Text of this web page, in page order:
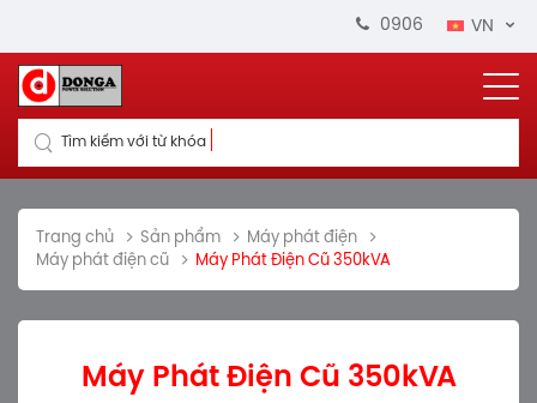
0906 664 711VN
Tìm kiếm với từ khóa
Trang chủ Sản phẩm
Máy phát điện
Máy phát điện cũ
Máy Phát Điện Cũ 350kVA
Máy Phát Điện Cũ 350kVA